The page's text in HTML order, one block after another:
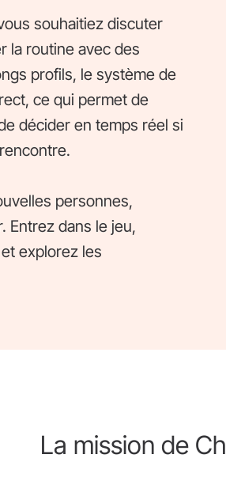
souhaitiez discuter
la routine avec des
profils, le système de
ce qui permet de
décider en temps réel si
personnes,
Entrez dans le jeu,
explorez les
La mission de